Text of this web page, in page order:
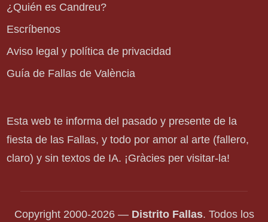
¿Quién es Candreu?
Escríbenos
Aviso legal y política de privacidad
Guía de Fallas de València
Esta web te informa del pasado y presente de la
fiesta de las Fallas, y todo por amor al arte (fallero,
claro) y sin textos de IA. ¡Gràcies per visitar-la!
Copyright 2000-2026 — Distrito Fallas. Todos los